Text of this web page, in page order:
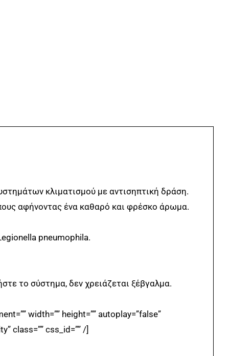
κλιματισμού με αντισηπτική δράση.
αφήνοντας ένα καθαρό και φρέσκο άρωμα.
pneumophila.
το σύστημα, δεν χρειάζεται ξέβγαλμα.
width=”” height=”” autoplay=”false”
class=”” css_id=”” /]